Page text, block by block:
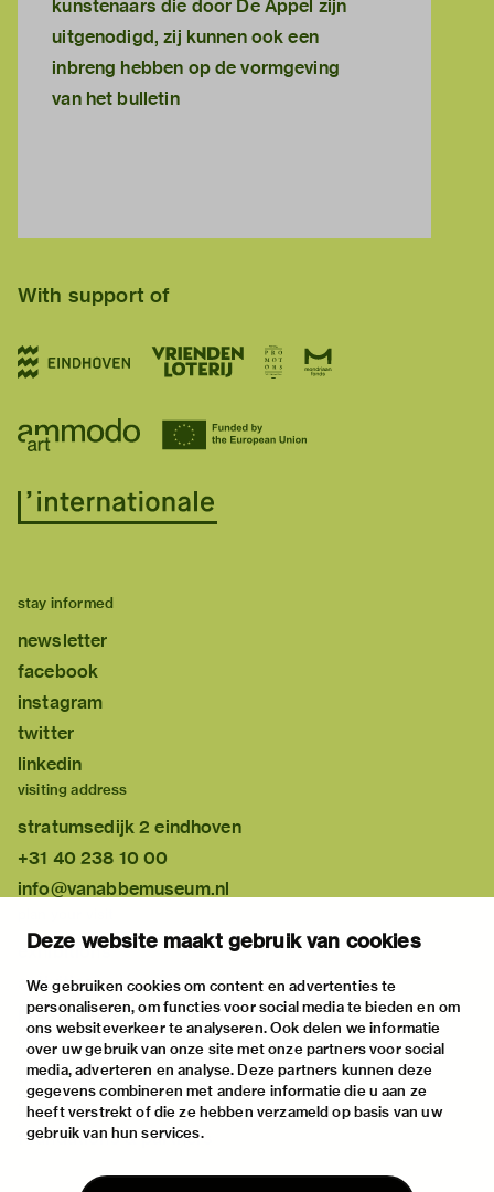
Deze website maakt gebruik van cookies
We gebruiken cookies om content en advertenties te
personaliseren, om functies voor social media te bieden en om
ons websiteverkeer te analyseren. Ook delen we informatie
over uw gebruik van onze site met onze partners voor social
media, adverteren en analyse. Deze partners kunnen deze
gegevens combineren met andere informatie die u aan ze
heeft verstrekt of die ze hebben verzameld op basis van uw
gebruik van hun services.
kunstenaars die door De Appel zijn
uitgenodigd, zij kunnen ook een
inbreng hebben op de vormgeving
van het bulletin
With support of
stay informed
newsletter
facebook
instagram
twitter
linkedin
visiting address
stratumsedijk 2 eindhoven
+31 40 238 10 00
info@vanabbemuseum.nl
exhibitions
activities
practical information
about
the museum
the collection
foundations & partners